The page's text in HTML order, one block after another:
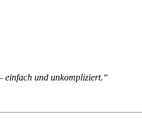
einfach und unkompliziert.“